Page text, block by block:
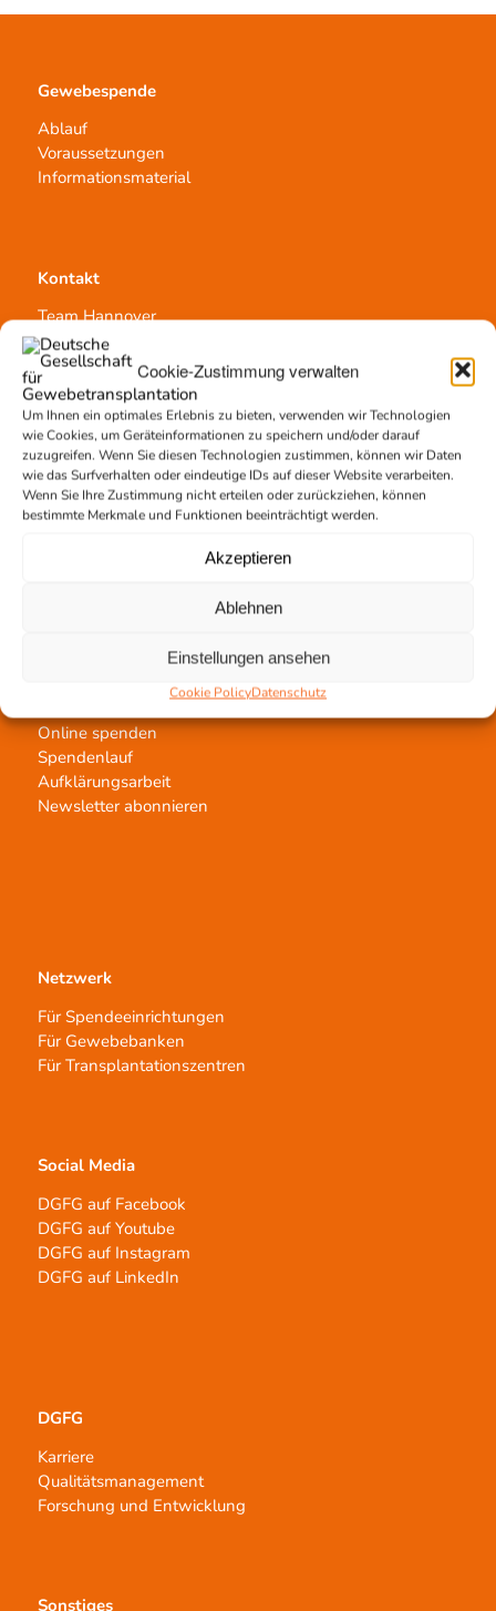
Cookie-Zustimmung verwalten
Um Ihnen ein optimales Erlebnis zu bieten, verwenden wir Technologien
wie Cookies, um Geräteinformationen zu speichern und/oder darauf
zuzugreifen. Wenn Sie diesen Technologien zustimmen, können wir Daten
wie das Surfverhalten oder eindeutige IDs auf dieser Website verarbeiten.
Wenn Sie Ihre Zustimmung nicht erteilen oder zurückziehen, können
bestimmte Merkmale und Funktionen beeinträchtigt werden.
Akzeptieren
Ablehnen
Einstellungen ansehen
Cookie PolicyDatenschutz
Gewebespende
Ablauf
Voraussetzungen
Informationsmaterial
Kontakt
Team Hannover
Spendestandorte
Vermittlungsstelle
Gewebetransplantation
Transplantatvermittlung
Jetzt untertstützen!
Online spenden
Spendenlauf
Aufklärungsarbeit
Newsletter abonnieren
Netzwerk
Für Spendeeinrichtungen
Für Gewebebanken
Für Transplantationszentren
Social Media
DGFG auf Facebook
DGFG auf Youtube
DGFG auf Instagram
DGFG auf LinkedIn
DGFG
Karriere
Qualitätsmanagement
Forschung und Entwicklung
Sonstiges